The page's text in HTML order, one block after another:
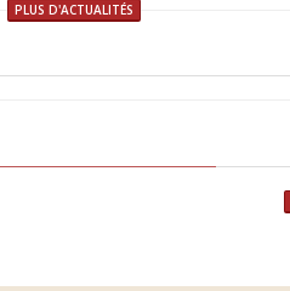
PLUS D'ACTUALITÉS